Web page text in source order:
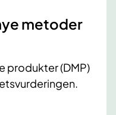
metoder
produkter (DMP)